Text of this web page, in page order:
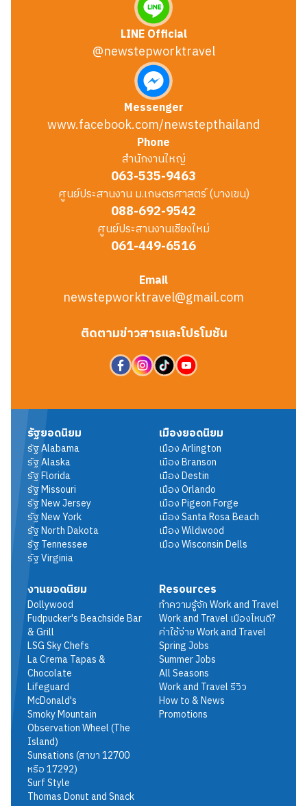
Messenger
www.facebook.com/newstepthailand
LINE Official
@newstepworktravel
Phone
สำนักงานใหญ่
063-535-9463
ศูนย์ประสานงาน ม.เกษตรศาสตร์ (บางเขน)
088-692-9542
ศูนย์ประสานงานเชียงใหม่
061-449-6516
Email
newstepworktravel@gmail.com
ติดตามข่าวสารและโปรโมชัน
รัฐยอดนิยม
รัฐAlabama
รัฐAlaska
รัฐFlorida
รัฐMissouri
รัฐNew Jersey
รัฐNew York
รัฐNorth Dakota
รัฐTennessee
รัฐVirginia
เมืองยอดนิยม
เมืองArlington
เมืองBranson
เมืองDestin
เมืองOrlando
เมืองPigeon Forge
เมืองSanta Rosa Beach
เมืองWildwood
เมืองWisconsin Dells
งานยอดนิยม
Dollywood
Fudpucker's Beachside Bar
& Grill
LSG Sky Chefs
La Crema Tapas &
Chocolate
Lifeguard
McDonald's
Smoky Mountain
Observation Wheel (The
Island)
Sunsations (สาขา 12700
หรือ 17292)
Surf Style
Thomas Donut and Snack
Resources
ทำความรู้จัก Work and Travel
Work and Travel เมืองไหนดี?
ค่าใช้จ่าย Work and Travel
Spring Jobs
Summer Jobs
All Seasons
Work and Travel รีวิว
How to & News
Promotions